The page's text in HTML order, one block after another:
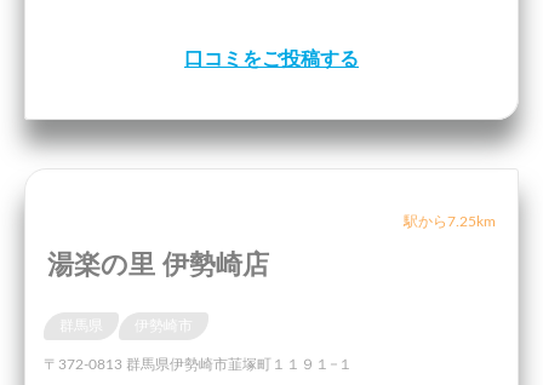
口コミをご投稿する
駅から7.25km
湯楽の里 伊勢崎店
〒372-0813 群馬県伊勢崎市韮塚町１１９１−１